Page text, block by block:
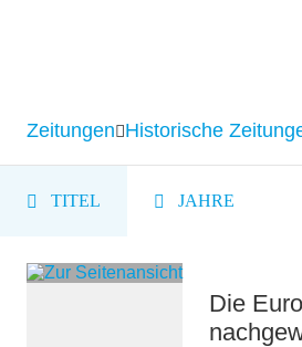
Zeitungen Historische
TITEL JAHRE
Die